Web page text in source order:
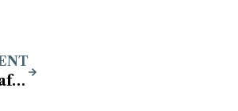
Gairebé un 30% de les empreses declaren estar afectades pel conflicte aranzelari, segons el Banc d’Espanya